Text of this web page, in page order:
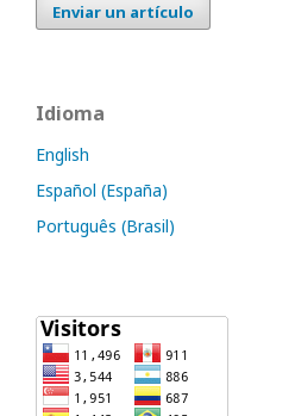
Enviar un artículo
Idioma
English
Español (España)
Português (Brasil)